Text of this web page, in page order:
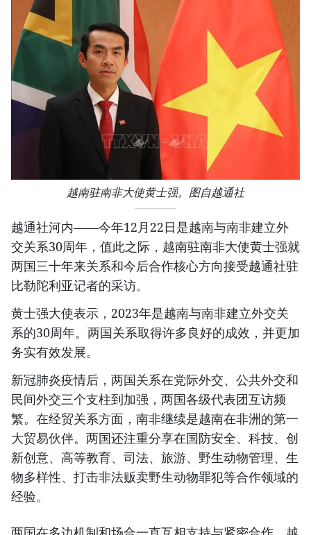
越南驻南非大使黄士强。图自越通社
越通社河内——今年12月22日是越南与南非建立外
交关系30周年，值此之际，越南驻南非大使黄士强就
两国三十年来关系和今后合作核心方向接受越通社驻
比勒陀利亚记者的采访。
黄士强大使表示，2023年是越南与南非建立外交关
系的30周年。两国关系取得许多良好的成效，并更加
务实有效发展。
新冠肺炎疫情后，两国关系在党际外交、公共外交和
民间外交三个支柱到加强，两国各级代表团互访频
繁。在经贸关系方面，南非继续是越南在非洲的第一
大贸易伙伴。两国还注重分享在国防安全、科技、创
新创意、高等教育、司法、旅游、野生动物管理、生
物多样性、打击非法贩卖野生动物罪犯等合作领域的
经验。